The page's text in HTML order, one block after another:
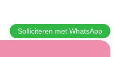
Solliciteren met WhatsApp